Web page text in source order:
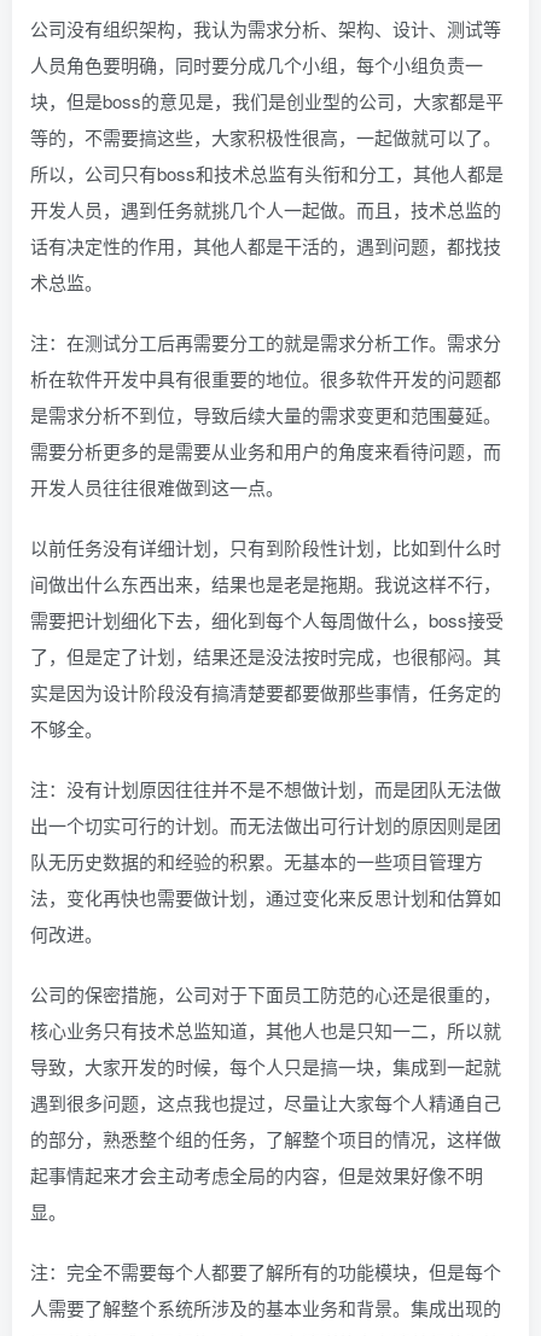
公司没有组织架构，我认为需求分析、架构、设计、测试等
人员角色要明确，同时要分成几个小组，每个小组负责一
块，但是boss的意见是，我们是创业型的公司，大家都是平
等的，不需要搞这些，大家积极性很高，一起做就可以了。
所以，公司只有boss和技术总监有头衔和分工，其他人都是
开发人员，遇到任务就挑几个人一起做。而且，技术总监的
话有决定性的作用，其他人都是干活的，遇到问题，都找技
术总监。
注：在测试分工后再需要分工的就是需求分析工作。需求分
析在软件开发中具有很重要的地位。很多软件开发的问题都
是需求分析不到位，导致后续大量的需求变更和范围蔓延。
需要分析更多的是需要从业务和用户的角度来看待问题，而
开发人员往往很难做到这一点。
以前任务没有详细计划，只有到阶段性计划，比如到什么时
间做出什么东西出来，结果也是老是拖期。我说这样不行，
需要把计划细化下去，细化到每个人每周做什么，boss接受
了，但是定了计划，结果还是没法按时完成，也很郁闷。其
实是因为设计阶段没有搞清楚要都要做那些事情，任务定的
不够全。
注：没有计划原因往往并不是不想做计划，而是团队无法做
出一个切实可行的计划。而无法做出可行计划的原因则是团
队无历史数据的和经验的积累。无基本的一些项目管理方
法，变化再快也需要做计划，通过变化来反思计划和估算如
何改进。
公司的保密措施，公司对于下面员工防范的心还是很重的，
核心业务只有技术总监知道，其他人也是只知一二，所以就
导致，大家开发的时候，每个人只是搞一块，集成到一起就
遇到很多问题，这点我也提过，尽量让大家每个人精通自己
的部分，熟悉整个组的任务，了解整个项目的情况，这样做
起事情起来才会主动考虑全局的内容，但是效果好像不明
显。
注：完全不需要每个人都要了解所有的功能模块，但是每个
人需要了解整个系统所涉及的基本业务和背景。集成出现的